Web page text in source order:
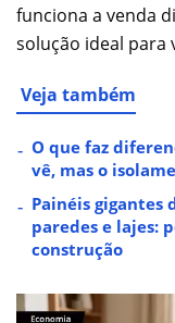
funciona a venda
solução ideal para
Veja também
O que faz
vê, mas o
Painéis gigantes
paredes e lajes:
construção